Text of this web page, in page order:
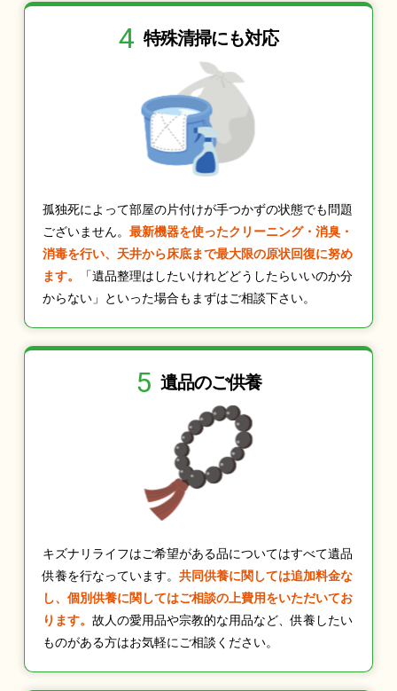
4 特殊清掃にも対応
孤独死によって部屋の片付けが手つかずの状態でも問題
ございません。 最新機器を使ったクリーニング・消臭・
消毒を行い、天井から床底まで最大限の原状回復に努め
ます。
「遺品整理はしたいけれどどうしたらいいのか分
からない」といった場合もまずはご相談下さい。
5 遺品のご供養
キズナリライフはご希望がある品についてはすべて遺品
供養を行なっています。 共同供養に関しては追加料金な
し、個別供養に関してはご相談の上費用をいただいてお
ります。 故人の愛用品や宗教的な用品など、供養したい
ものがある方はお気軽にご相談ください。